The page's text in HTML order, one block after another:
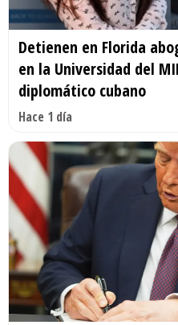
Detienen en Florida
en la Universidad del
diplomático cubano
Hace 1 día